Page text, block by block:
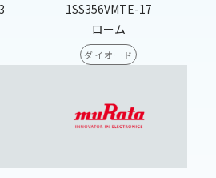
1SS356VMTE-17
ローム
ダイオード